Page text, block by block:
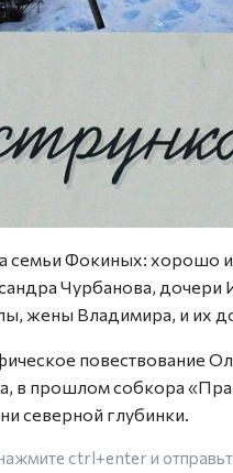
семьи Фокиных: хорошо
Чурбанова, дочери
жены Владимира, и их
повествование
в прошлом собкора
северной глубинки.
ctrl+enterи